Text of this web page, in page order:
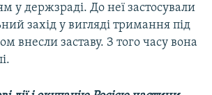
у держзраді. До неї застосували
захід у вигляді тримання під
внесли заставу. З того часу вона